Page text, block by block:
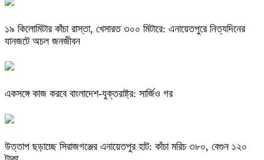
​১৯ কিলোমিটার কাঁচা রাস্তা, খেসারত ৩০০ মিটারে: এনায়েতপুরে নিত্যদিনের
যানজটে অচল জনজীবন
একসঙ্গে কাজ করবে বাংলাদেশ-যুক্তরাষ্ট্র: সার্জিও গর
উত্তাপ ছড়াচ্ছে সিরাজগঞ্জের এনায়েতপুর হাট: কাঁচা মরিচ ৩৮০, বেগুন ১২০